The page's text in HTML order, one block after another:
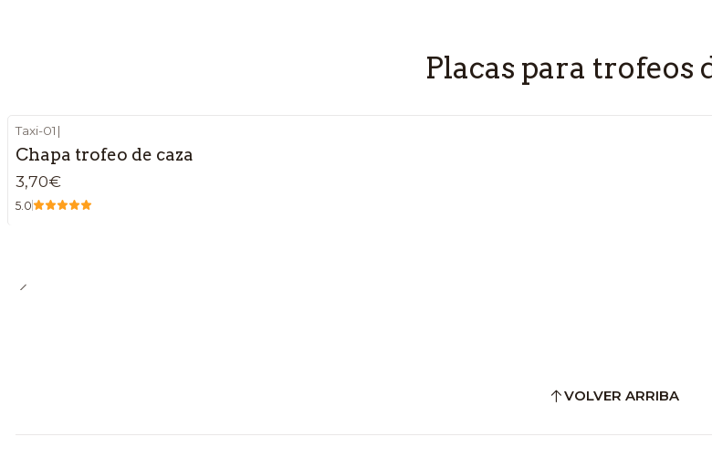
Placas para trofeos
Taxi-01 |
Chapa trofeo de caza
3,70€
5.0
VOLVER ARRIBA